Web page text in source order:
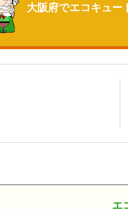
大阪府でエコキュー
エ